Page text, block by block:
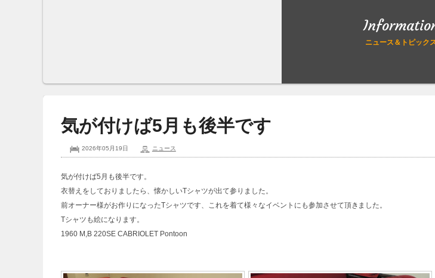
ニュース＆トピック
気が付けば5月も後半です
2026年05月19日 ニュース
気が付けば5月も後半です。
衣替えをしておりましたら、懐かしいTシャツが出て参りました。
前オーナー様がお作りになったTシャツです、これを着て様々なイベントにも参加させて頂きました。
Tシャツも絵になります。
1960 M,B 220SE CABRIOLET Pontoon